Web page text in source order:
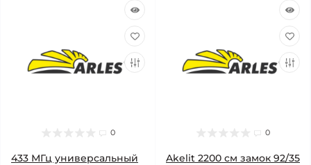
0
433 МГц универсальный
0
Akelit 2200 см замок 92/35